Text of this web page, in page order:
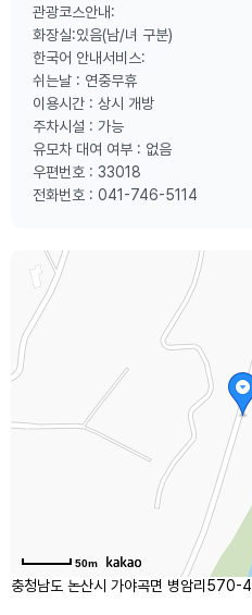
관광코스안내:
화장실:있음(남/녀 구분)
한국어 안내서비스:
쉬는날 : 연중무휴
이용시간 : 상시 개방
주차시설 : 가능
유모차 대여 여부 : 없음
우편번호 : 33018
전화번호 : 041-746-5114
50m
충청남도 논산시 가야곡면 병암리570-4